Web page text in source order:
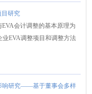
目研究
会计调整的基本原理为
EVA调整项目和调整方法
响研究——基于董事会多样